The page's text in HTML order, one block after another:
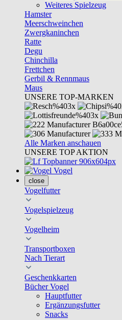
Weiteres Spielzeug
Hamster
Meerschweinchen
Zwergkaninchen
Ratte
Degu
Chinchilla
Frettchen
Gerbil & Rennmaus
Maus
UNSERE TOP-MARKEN
Alle Marken anschauen
UNSERE TOP AKTION
Vogel
close
Vogelfutter
Vogelspielzeug
Vogelheim
Transportboxen
Nach Tierart
Geschenkkarten
Bücher Vogel
Hauptfutter
Ergänzungsfutter
Snacks